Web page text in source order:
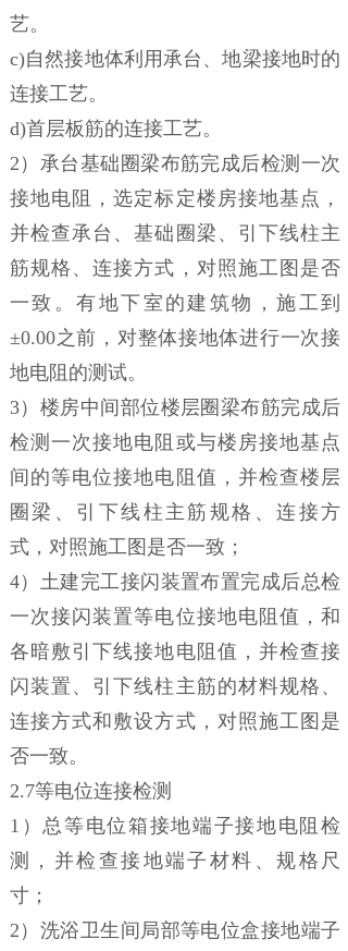
艺。
c)自然接地体利用承台、地梁接地时的
连接工艺。
d)首层板筋的连接工艺。
2）承台基础圈梁布筋完成后检测一次
接地电阻，选定标定楼房接地基点，
并检查承台、基础圈梁、引下线柱主
筋规格、连接方式，对照施工图是否
一致。有地下室的建筑物，施工到
±0.00之前，对整体接地体进行一次接
地电阻的测试。
3）楼房中间部位楼层圈梁布筋完成后
检测一次接地电阻或与楼房接地基点
间的等电位接地电阻值，并检查楼层
圈梁、引下线柱主筋规格、连接方
式，对照施工图是否一致；
4）土建完工接闪装置布置完成后总检
一次接闪装置等电位接地电阻值，和
各暗敷引下线接地电阻值，并检查接
闪装置、引下线柱主筋的材料规格、
连接方式和敷设方式，对照施工图是
否一致。
2.7等电位连接检测
1）总等电位箱接地端子接地电阻检
测，并检查接地端子材料、规格尺
寸；
2）洗浴卫生间局部等电位盒接地端子